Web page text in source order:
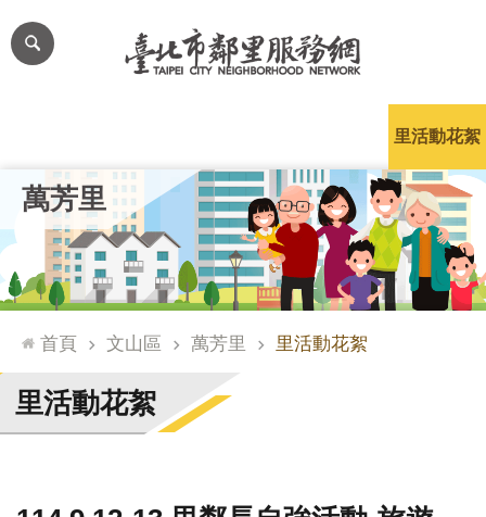
跳到主要內容區塊
網
站
台
通
臺
北
市
萬芳里
里活動花絮
首頁 文山區 萬芳里 里活動花絮
里活動花絮